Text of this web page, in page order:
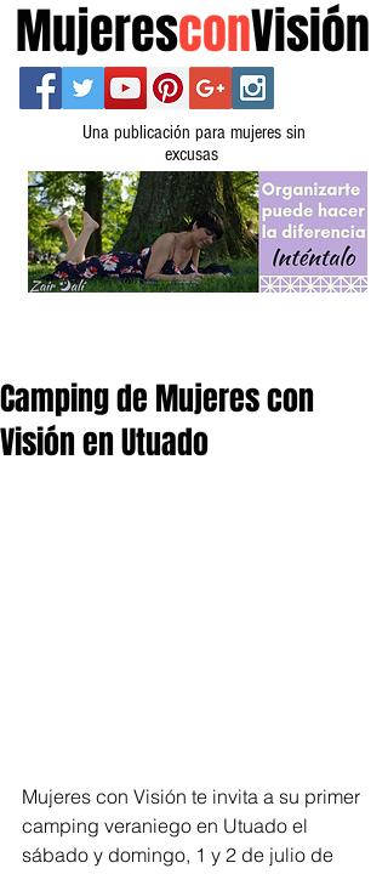
MujeresconVisión
Una publicación para mujeres sin
excusas
Camping de Mujeres con
Visión en Utuado
Mujeres con Visión te invita a su primer
camping veraniego en Utuado el
sábado y domingo, 1 y 2 de julio de